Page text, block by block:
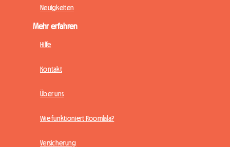
Neuigkeiten
Mehr erfahren
Hilfe
Kontakt
Über uns
Wie funktioniert Roomlala?
Versicherung